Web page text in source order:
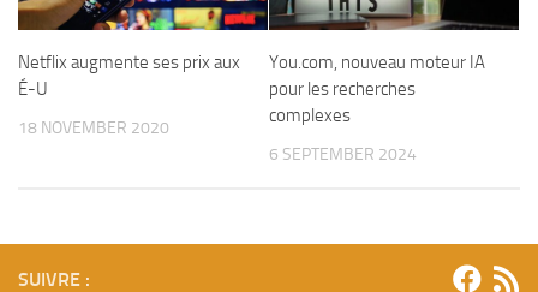
Netflix augmente ses prix aux
É-U
18 NOVEMBER 2020
You.com, nouveau moteur IA
pour les recherches
complexes
6 SEPTEMBER 2024
SUIVRE :